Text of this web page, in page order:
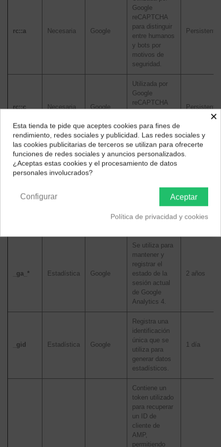
rc::a Necesaria Google
Google
reCAPTCHA
para distinguir
entre humanos
y bots por
motivos de
seguridad.
Persistente
rc::c Necesaria Google
Utilizada por
Google
reCAPTCHA
y bots.
Persistente
Registra una
identificación
estadísticos
cómo utiliza el
visitante el
2 años
_ga_* Estadística Google
Se utiliza para
mantener y
registrar el
estado de la
sesión actual
de Google
Analytics 4.
2 años
_gid Estadística Google
Registra una
identificación
única que se
utiliza para
generar datos
estadísticos.
1 día
Contiene un
token utilizado
para recuperar
un ID de
cliente de
AMP,
permitiendo
¿Dónde deseas recibir tu pedido?
Selecciona tu ubicación para mostrarte los precios e
impuestos correctos para tu región.
×
Esta tienda te pide que aceptes cookies para fines de
rendimiento, redes sociales y publicidad. Las redes sociales y
las cookies publicitarias de terceros se utilizan para ofrecerte
funciones de redes sociales y anuncios personalizados.
¿Aceptas estas cookies y el procesamiento de datos
personales involucrados?
Aceptar
Configurar
Política de privacidad y cookies